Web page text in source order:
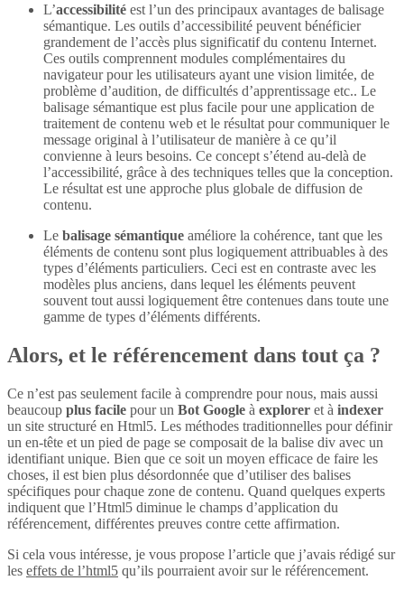
L’accessibilité est l’un des principaux avantages de balisage
sémantique. Les outils d’accessibilité peuvent bénéficier
grandement de l’accès plus significatif du contenu Internet.
Ces outils comprennent modules complémentaires du
navigateur pour les utilisateurs ayant une vision limitée, de
problème d’audition, de difficultés d’apprentissage etc.. Le
balisage sémantique est plus facile pour une application de
traitement de contenu web et le résultat pour communiquer le
message original à l’utilisateur de manière à ce qu’il
convienne à leurs besoins. Ce concept s’étend au-delà de
l’accessibilité, grâce à des techniques telles que la conception.
Le résultat est une approche plus globale de diffusion de
contenu.
Le balisage sémantique améliore la cohérence, tant que les
éléments de contenu sont plus logiquement attribuables à des
types d’éléments particuliers. Ceci est en contraste avec les
modèles plus anciens, dans lequel les éléments peuvent
souvent tout aussi logiquement être contenues dans toute une
gamme de types d’éléments différents.
Alors, et le référencement dans tout ça ?
Ce n’est pas seulement facile à comprendre pour nous, mais aussi
beaucoup plus facile pour un Bot Google à explorer et à indexer
un site structuré en Html5. Les méthodes traditionnelles pour définir
un en-tête et un pied de page se composait de la balise div avec un
identifiant unique. Bien que ce soit un moyen efficace de faire les
choses, il est bien plus désordonnée que d’utiliser des balises
spécifiques pour chaque zone de contenu. Quand quelques experts
indiquent que l’Html5 diminue le champs d’application du
référencement, différentes preuves contre cette affirmation.
Si cela vous intéresse, je vous propose l’article que j’avais rédigé sur
les effets de l’html5 qu’ils pourraient avoir sur le référencement.